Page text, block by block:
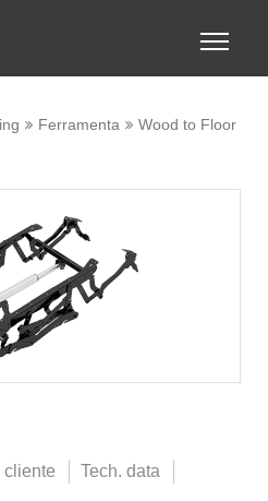
Toggle
Ferramenta
Wood to Floor
cliente Tech. data